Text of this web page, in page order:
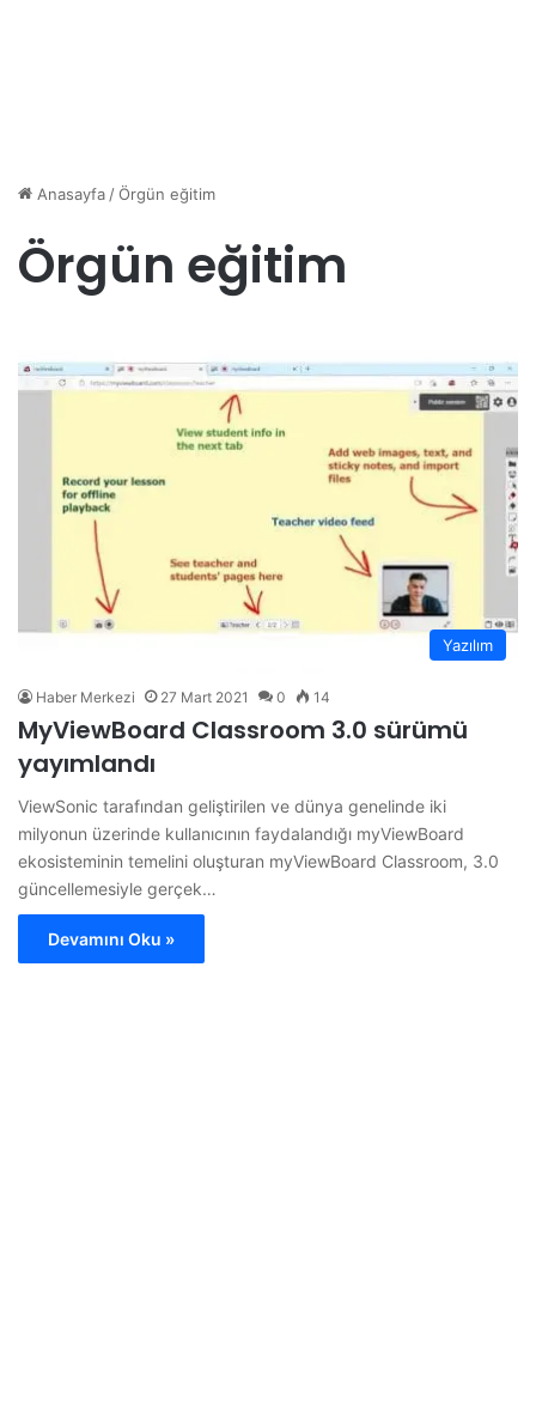
Anasayfa/Örgün eğitim
Örgün eğitim
Yazılım
Haber Merkezi 27 Mart 2021 0 14
MyViewBoard Classroom 3.0 sürümü
yayımlandı
ViewSonic tarafından geliştirilen ve dünya genelinde iki
milyonun üzerinde kullanıcının faydalandığı myViewBoard
ekosisteminin temelini oluşturan myViewBoard Classroom, 3.0
güncellemesiyle gerçek…
Devamını Oku »